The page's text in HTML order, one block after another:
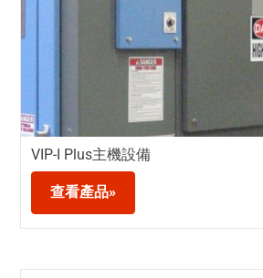
VIP-I Plus主機設備
查看產品»